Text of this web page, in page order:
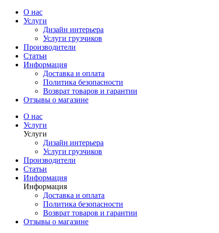
О нас
Услуги
Дизайн интерьера
Услуги грузчиков
Производители
Статьи
Информация
Доставка и оплата
Политика безопасности
Возврат товаров и гарантии
Отзывы о магазине
О нас
Услуги
Услуги
Дизайн интерьера
Услуги грузчиков
Производители
Статьи
Информация
Информация
Доставка и оплата
Политика безопасности
Возврат товаров и гарантии
Отзывы о магазине